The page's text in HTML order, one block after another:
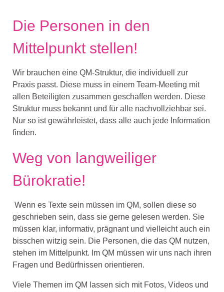
Die Personen in den
Mittelpunkt stellen!
Wir brauchen eine QM-Struktur, die individuell zur
Praxis passt. Diese muss in einem Team-Meeting mit
allen Beteiligten zusammen geschaffen werden. Diese
Struktur muss bekannt und für alle nachvollziehbar sei.
Nur so ist gewährleistet, dass alle auch jede Information
finden.
Weg von langweiliger
Bürokratie!
Wenn es Texte sein müssen im QM, sollen diese so
geschrieben sein, dass sie gerne gelesen werden. Sie
müssen klar, informativ, prägnant und vielleicht auch ein
bisschen witzig sein. Die Personen, die das QM nutzen,
stehen im Mittelpunkt. Im QM müssen wir uns nach ihren
Fragen und Bedürfnissen orientieren.
Viele Themen im QM lassen sich mit Fotos, Videos und